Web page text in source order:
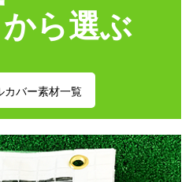
から選ぶ
カバー素材一覧